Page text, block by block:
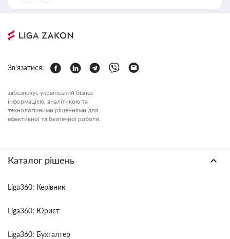
Зв'язатися:
забезпечує український бізнес
інформацією, аналітикою та
технологічними рішеннями для
ефективної та безпечної роботи.
Каталог рішень
Liga360: Керівник
Liga360: Юрист
Liga360: Бухгалтер